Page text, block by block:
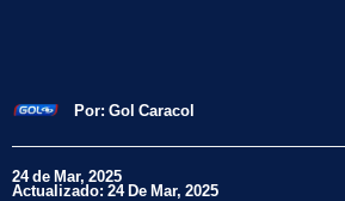
Por: Gol Caracol
24 de Mar, 2025
Actualizado: 24 De Mar, 2025